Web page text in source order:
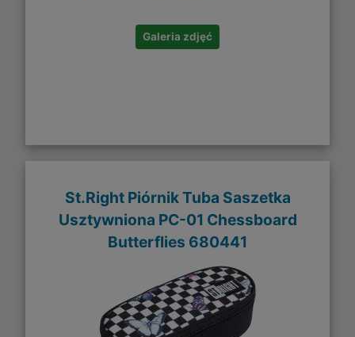
Galeria zdjęć
St.Right Piórnik Tuba Saszetka
Usztywniona PC-01 Chessboard
Butterflies 680441